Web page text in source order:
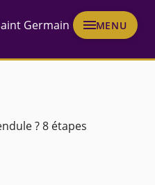
Germain MENU
? 8 étapes